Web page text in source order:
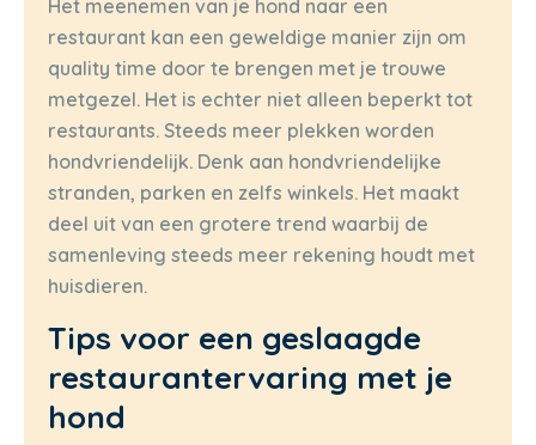
Het meenemen van je hond naar een
restaurant kan een geweldige manier zijn om
quality time door te brengen met je trouwe
metgezel. Het is echter niet alleen beperkt tot
restaurants. Steeds meer plekken worden
hondvriendelijk. Denk aan hondvriendelijke
stranden, parken en zelfs winkels. Het maakt
deel uit van een grotere trend waarbij de
samenleving steeds meer rekening houdt met
huisdieren.
Tips voor een geslaagde
restaurantervaring met je
hond